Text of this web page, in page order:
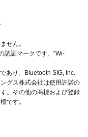
せん。
認証マークです。“Wi-
あり、Bluetooth SIG, Inc.
グス株式会社は使用許諾の
。その他の商標および登録
です。